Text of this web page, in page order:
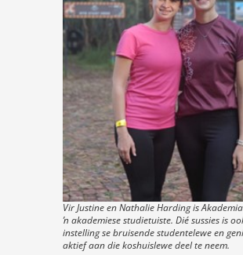
Vir Justine en Nathalie Harding is
ŉ akademiese studietuiste. Dié sussies is
instelling se bruisende studentelewe en
aktief aan die koshuislewe deel te neem.